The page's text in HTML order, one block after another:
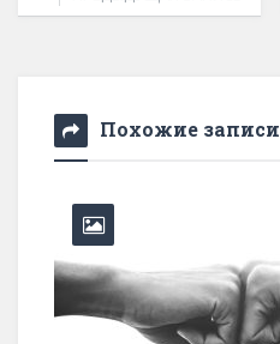
Похожие записи